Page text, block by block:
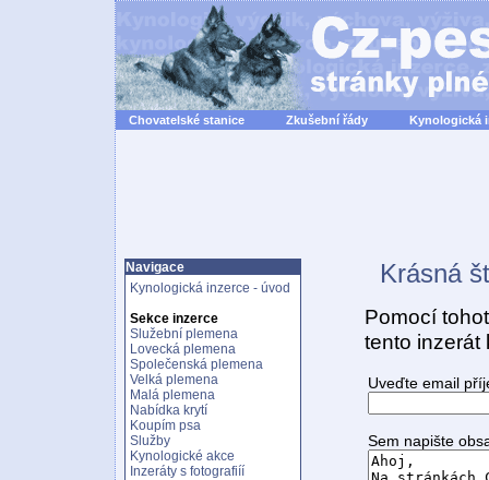
Chovatelské stanice Zkušební řády Kynologická
Navigace
Kynologická inzerce - úvod
Sekce inzerce
Služební plemena
Lovecká plemena
Společenská plemena
Velká plemena
Malá plemena
Nabídka krytí
Koupím psa
Služby
Kynologické akce
Inzeráty s fotografiíí
Krásná
Pomocí
tento inzerát
Uveďte email
Sem napište